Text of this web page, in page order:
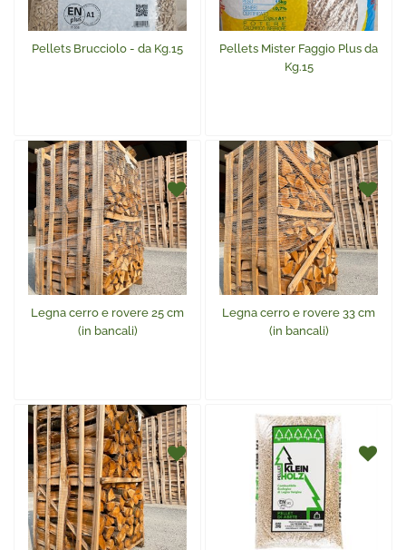
Pellets Brucciolo - da Kg.15
Pellets Mister Faggio Plus da
Kg.15
Legna cerro e rovere 25 cm
(in bancali)
Legna cerro e rovere 33 cm
(in bancali)